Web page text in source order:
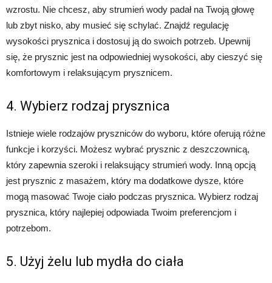
wzrostu. Nie chcesz, aby strumień wody padał na Twoją głowę
lub zbyt nisko, aby musieć się schylać. Znajdź regulację
wysokości prysznica i dostosuj ją do swoich potrzeb. Upewnij
się, że prysznic jest na odpowiedniej wysokości, aby cieszyć się
komfortowym i relaksującym prysznicem.
4. Wybierz rodzaj prysznica
Istnieje wiele rodzajów pryszniców do wyboru, które oferują różne
funkcje i korzyści. Możesz wybrać prysznic z deszczownicą,
który zapewnia szeroki i relaksujący strumień wody. Inną opcją
jest prysznic z masażem, który ma dodatkowe dysze, które
mogą masować Twoje ciało podczas prysznica. Wybierz rodzaj
prysznica, który najlepiej odpowiada Twoim preferencjom i
potrzebom.
5. Użyj żelu lub mydła do ciała